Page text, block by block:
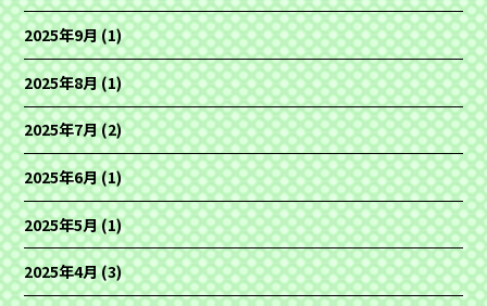
2025年9月(1)
2025年8月(1)
2025年7月(2)
2025年6月(1)
2025年5月(1)
2025年4月(3)